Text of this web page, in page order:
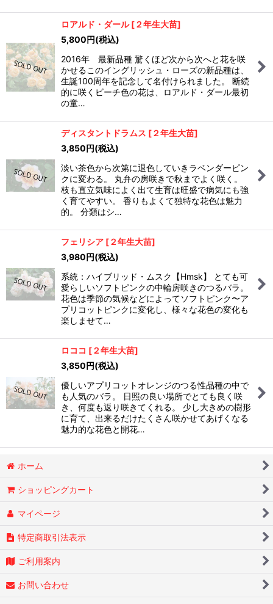
ロアルド・ダール [２年生大苗]
5,800円(税込)
2016年 最新品種 驚くほど次から次へと花を咲
かせるこのイングリッシュ・ローズの新品種は、
生誕100周年を記念して名付けられました。 断続
的に咲くビーチ色の花は、ロアルド・ダール最初
の童…
ディスタントドラムス [２年生大苗]
3,850円(税込)
淡い茶色から次第に退色していきラベンダーピン
クに変わる。 丸弁の房咲きで秋までよく咲く。
枝も直立気味によく出て生育は旺盛で病気にも強
く育てやすい。 香りもよくて独特な花色は魅力
的。 分類はシ…
フェリシア [２年生大苗]
3,980円(税込)
系統：ハイブリッド・ムスク【Hmsk】 とても可
愛らしいソフトピンクの中輪房咲きのつるバラ。
花色は季節の気候などによってソフトピンク〜ア
プリコットピンクに変化し、様々な花色の変化も
楽しませて…
ロココ [２年生大苗]
3,850円(税込)
優しいアプリコットオレンジのつる性品種の中で
も人気のバラ。 日照の良い場所でとても良く咲
き、何度も返り咲きてくれる。 少し大きめの樹形
に育て、出来るだけたくさん咲かせてあげくなる
魅力的な花色と開花…
ホーム
ショッピングカート
マイページ
特定商取引法表示
ご利用案内
お問い合わせ